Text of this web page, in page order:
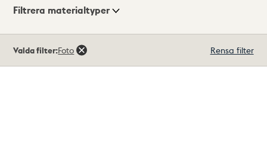
Visningsläge
Filtrera materialtyper
träffar
Valda filter:Foto Rensa filter